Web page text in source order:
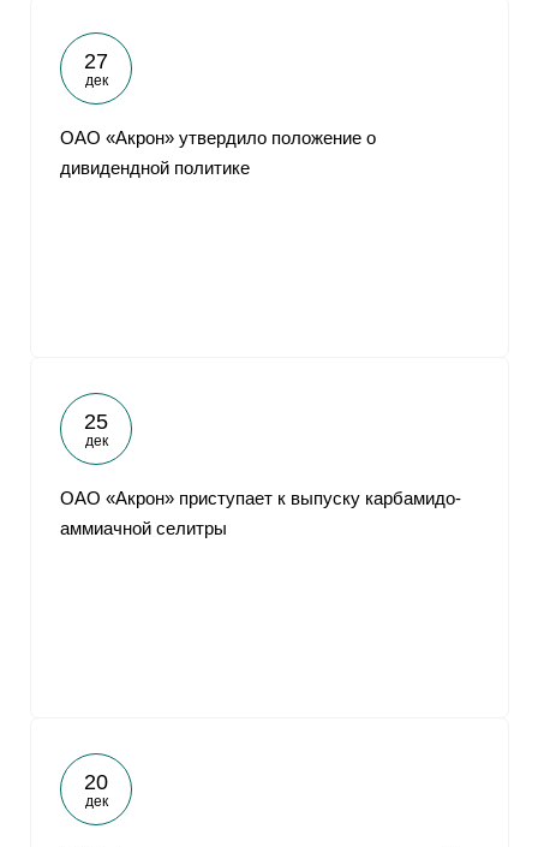
27
дек
ОАО «Акрон» утвердило положение о
дивидендной политике
25
дек
ОАО «Акрон» приступает к выпуску карбамидо-
аммиачной селитры
20
дек